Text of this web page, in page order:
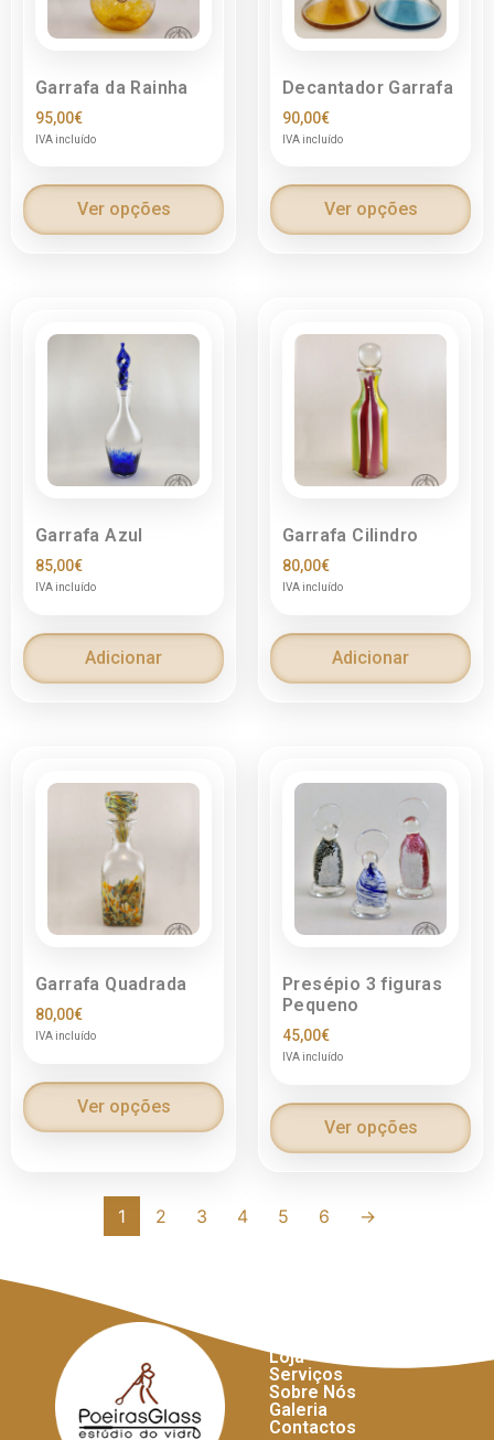
Garrafa da Rainha
95,00€
IVA incluído
Ver opções
Decantador Garrafa
90,00€
IVA incluído
Ver opções
Garrafa Azul
85,00€
IVA incluído
Adicionar
Garrafa Cilindro
80,00€
IVA incluído
Adicionar
Garrafa Quadrada
80,00€
IVA incluído
Ver opções
Presépio 3 figuras
Pequeno
45,00€
IVA incluído
Ver opções
1 2 3 4 5 6 →
Loja
Serviços
Sobre Nós
Galeria
Contactos